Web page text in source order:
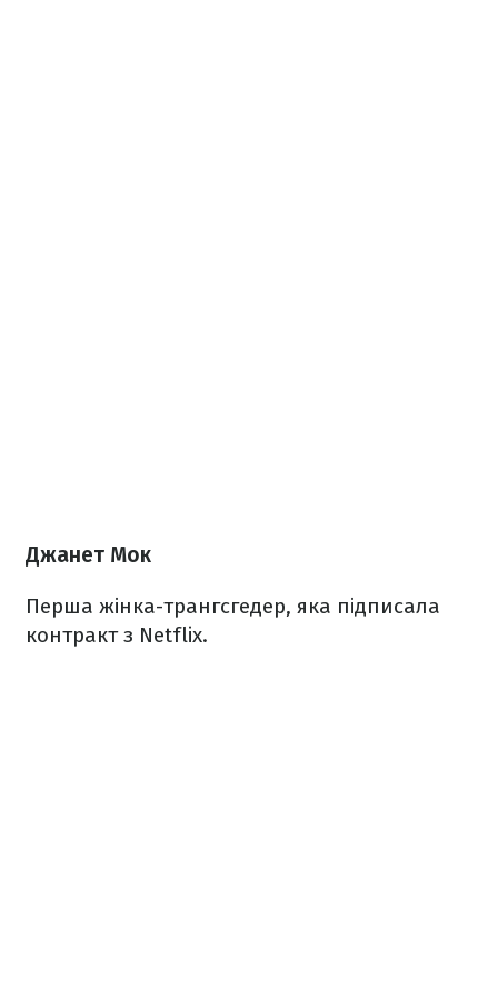
Джанет Мок
Перша жінка-трангсгедер, яка підписала
контракт з Netflix.